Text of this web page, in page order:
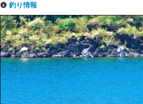
釣り情報